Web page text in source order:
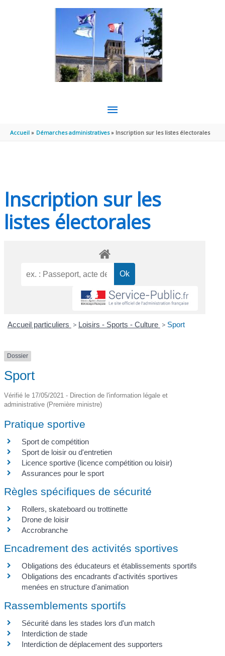
MENU
PRINCIPAL
Accueil Démarches administratives Inscription sur les listes électorales
Inscription sur les
listes électorales
Accueil particuliers > Loisirs - Sports - Culture > Sport
Dossier
Sport
Vérifié le 17/05/2021 - Direction de l'information légale et
administrative (Première ministre)
Pratique sportive
Sport de compétition
Sport de loisir ou d'entretien
Licence sportive (licence compétition ou loisir)
Assurances pour le sport
Règles spécifiques de sécurité
Rollers, skateboard ou trottinette
Drone de loisir
Accrobranche
Encadrement des activités sportives
Obligations des éducateurs et établissements sportifs
Obligations des encadrants d'activités sportives
menées en structure d'animation
Rassemblements sportifs
Sécurité dans les stades lors d'un match
Interdiction de stade
Interdiction de déplacement des supporters